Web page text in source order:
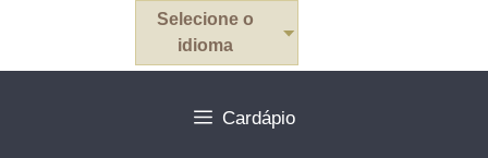
Selecione o
idioma
Cardápio